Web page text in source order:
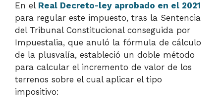
En el Real Decreto-ley aprobado en el 2021
para regular este impuesto, tras la Sentencia
del Tribunal Constitucional conseguida por
Impuestalia, que anuló la fórmula de cálculo
de la plusvalía, estableció un doble método
para calcular el incremento de valor de los
terrenos sobre el cual aplicar el tipo
impositivo: